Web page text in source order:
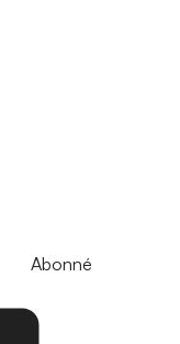
Abonné